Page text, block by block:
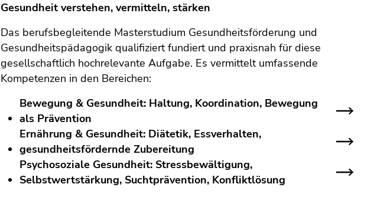
Gesundheit verstehen, vermitteln, stärken
Das berufsbegleitende Masterstudium Gesundheitsförderung und
Gesundheitspädagogik qualifiziert fundiert und praxisnah für diese
gesellschaftlich hochrelevante Aufgabe. Es vermittelt umfassende
Kompetenzen in den Bereichen:
Bewegung & Gesundheit:Haltung, Koordination, Bewegung
als Prävention
Ernährung & Gesundheit:Diätetik, Essverhalten,
gesundheitsfördernde Zubereitung
Psychosoziale Gesundheit: Stressbewältigung,
Selbstwertstärkung, Suchtprävention, Konfliktlösung